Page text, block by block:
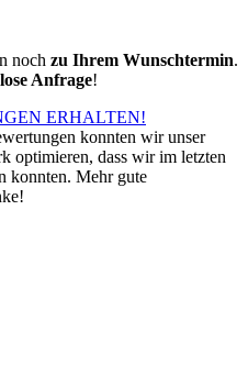
noch zu Ihrem Wunschtermin.
Anfrage!
ERHALTEN!
konnten wir unser
optimieren, dass wir im letzten
konnten. Mehr gute